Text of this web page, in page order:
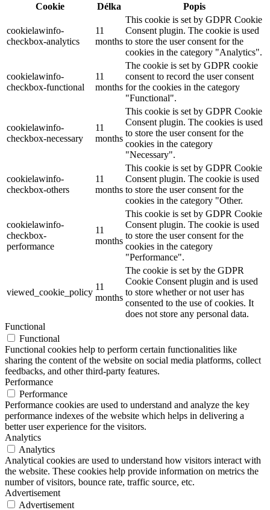
Cookie
Délka Popis
cookielawinfo-
checkbox-analytics
11
months
This cookie is set by GDPR Cookie
Consent plugin. The cookie is used
to store the user consent for the
cookies in the category "Analytics".
cookielawinfo-
checkbox-functional
11
months
The cookie is set by GDPR cookie
consent to record the user consent
for the cookies in the category
"Functional".
cookielawinfo-
checkbox-necessary
11
months
This cookie is set by GDPR Cookie
Consent plugin. The cookies is used
to store the user consent for the
cookies in the category
"Necessary".
cookielawinfo-
checkbox-others
11
months
This cookie is set by GDPR Cookie
Consent plugin. The cookie is used
to store the user consent for the
cookies in the category "Other.
cookielawinfo-
checkbox-
performance
11
months
This cookie is set by GDPR Cookie
Consent plugin. The cookie is used
to store the user consent for the
cookies in the category
"Performance".
viewed_cookie_policy
11
months
The cookie is set by the GDPR
Cookie Consent plugin and is used
to store whether or not user has
consented to the use of cookies. It
does not store any personal data.
Functional
Functional
Functional cookies help to perform certain functionalities like
sharing the content of the website on social media platforms, collect
feedbacks, and other third-party features.
Performance
Performance
Performance cookies are used to understand and analyze the key
performance indexes of the website which helps in delivering a
better user experience for the visitors.
Analytics
Analytics
Analytical cookies are used to understand how visitors interact with
the website. These cookies help provide information on metrics the
number of visitors, bounce rate, traffic source, etc.
Advertisement
Advertisement